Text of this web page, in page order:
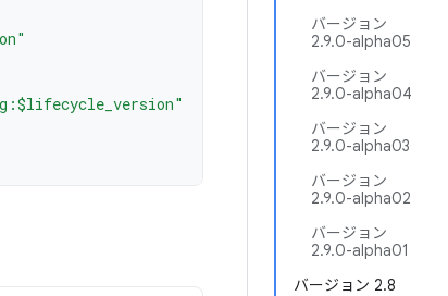
バージョン
2.9.0-alpha05
バージョン
2.9.0-alpha04
バージョン
2.9.0-alpha03
バージョン
2.9.0-alpha02
バージョン
2.9.0-alpha01
バージョン 2.8